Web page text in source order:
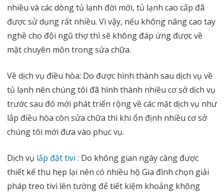
nhiều và các dòng tủ lạnh đời mới, tủ lạnh cao cấp đã
được sử dụng rất nhiều. Vì vậy, nếu không nâng cao tay
nghề cho đội ngũ thợ thì sẽ không đáp ứng được về
mặt chuyên môn trong sửa chữa.
Về dịch vụ điều hòa: Do được hình thành sau dịch vụ về
tủ lạnh nên chúng tôi đã hình thành nhiều cơ sở dịch vụ
trước sau đó mới phát triển rộng về các mặt dịch vụ như
lắp điều hòa còn sửa chữa thì khi ổn định nhiều cơ sở
chúng tôi mới đưa vào phục vụ.
Dịch vụ lắp đặt tivi : Do không gian ngày càng được
thiết kế thu hẹp lại nên có nhiều hộ Gia đình chọn giải
pháp treo tivi lên tường để tiết kiệm khoảng không